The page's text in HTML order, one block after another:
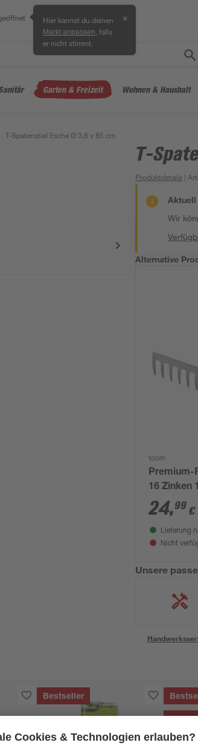
Hier kannst du deinen
Markt anpassen , falls
er nicht stimmt.
✕
Garten & Freizeit Wohnen & Haushalt
T-Spatenstiel Esche Ø 3,8 x 85 cm
T-
Produktdetails |
Aktuell
Wir
Alternative
toom
Premium-
16 Zinken
24,99 €
Lieferung
Nicht
Unsere
Bestseller